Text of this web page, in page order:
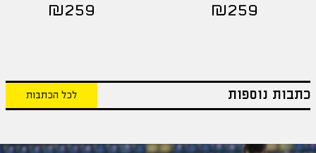
₪259
₪259
כתבות נוספות לכל הכתבות